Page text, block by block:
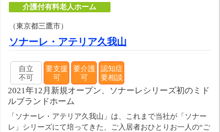
介護付有料老人ホーム
（東京都三鷹市）
ソナーレ・アテリア久我山
自立
不可
要支援
可
要介護
可
認知症
要相談
2021年12月新規オープン、ソナーレシリーズ初のミド
ルブランドホーム
「ソナーレ・アテリア久我山」は、これまで当社が「ソナー
レ」シリーズにて培ってきた、ご入居者おひとりお一人の“ご